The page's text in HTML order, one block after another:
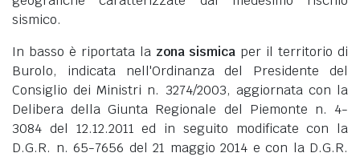
sismico.
In basso è riportata la zona sismica per il territorio di
Burolo, indicata nell'Ordinanza del Presidente del
Consiglio dei Ministri n. 3274/2003, aggiornata con la
Delibera della Giunta Regionale del Piemonte n. 4-
3084 del 12.12.2011 ed in seguito modificate con la
D.G.R. n. 65-7656 del 21 maggio 2014 e con la D.G.R.